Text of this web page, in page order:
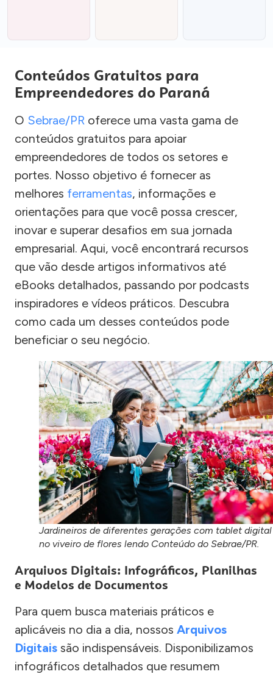
Conteúdos Gratuitos para
Empreendedores do Paraná
O Sebrae/PR oferece uma vasta gama de
conteúdos gratuitos para apoiar
empreendedores de todos os setores e
portes. Nosso objetivo é fornecer as
melhores ferramentas, informações e
orientações para que você possa crescer,
inovar e superar desafios em sua jornada
empresarial. Aqui, você encontrará recursos
que vão desde artigos informativos até
eBooks detalhados, passando por podcasts
inspiradores e vídeos práticos. Descubra
como cada um desses conteúdos pode
beneficiar o seu negócio.
Jardineiros de diferentes gerações com tablet digital
no viveiro de flores lendo Conteúdo do Sebrae/PR.
Arquivos Digitais: Infográficos, Planilhas
e Modelos de Documentos
Para quem busca materiais práticos e
aplicáveis no dia a dia, nossos Arquivos
Digitais são indispensáveis. Disponibilizamos
infográficos detalhados que resumem